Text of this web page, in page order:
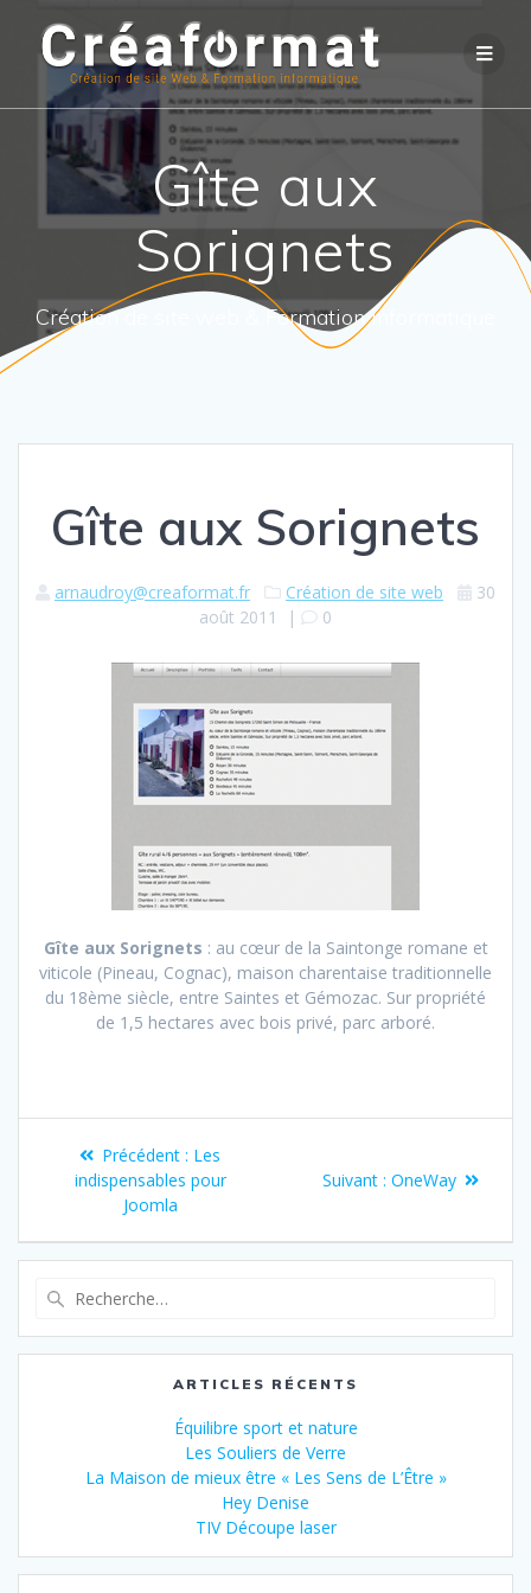
Gîte aux
Sorignets
Création de site web & Formation informatique
Gîte aux Sorignets
arnaudroy@creaformat.fr Création de site web
30
août 2011
| 0
Gîte aux Sorignets : au cœur de la Saintonge romane et
viticole (Pineau, Cognac), maison charentaise traditionnelle
du 18ème siècle, entre Saintes et Gémozac. Sur propriété
de 1,5 hectares avec bois privé, parc arboré.
Précédent : Les
indispensables pour
Joomla
Suivant : OneWay
ARTICLES RÉCENTS
Équilibre sport et nature
Les Souliers de Verre
La Maison de mieux être « Les Sens de L’Être »
Hey Denise
TIV Découpe laser